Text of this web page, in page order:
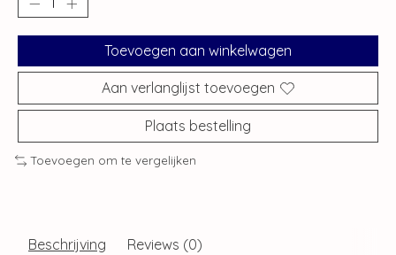
Toevoegen aan winkelwagen
Aan verlanglijst toevoegen
Plaats bestelling
Toevoegen om te vergelijken
Beschrijving Reviews (0)